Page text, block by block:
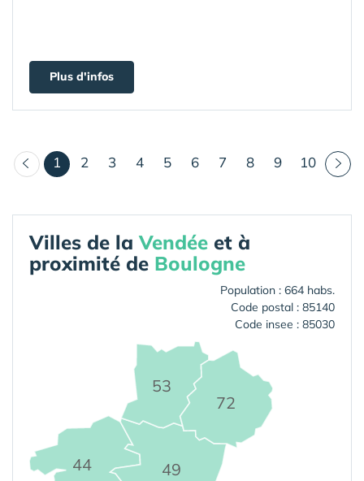
Plus d'infos
1 (courant)
2 3 4 5 6 7 8 9 10
Villes de laVendée et à
proximité de Boulogne
Population : 664 habs.
Code postal : 85140
Code insee : 85030
44 49
53
72